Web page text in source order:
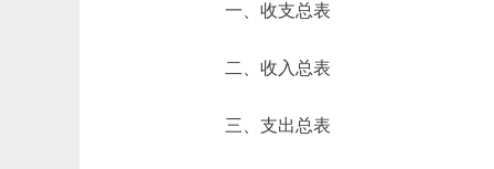
一、收支总表
二、收入总表
三、支出总表